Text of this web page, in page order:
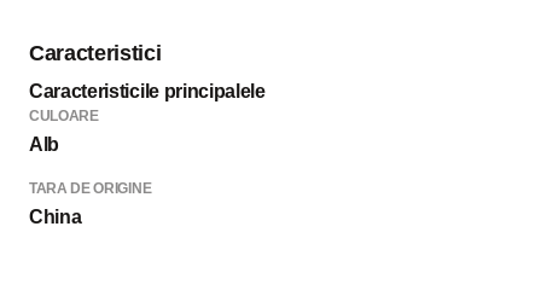
Caracteristici
Caracteristicile principalele
CULOARE
Alb
TARA DE ORIGINE
China